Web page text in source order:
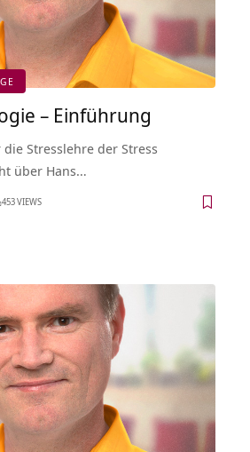
– Einführung
Stresslehre der Stress
über Hans…
453 VIEWS